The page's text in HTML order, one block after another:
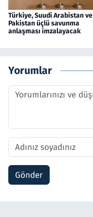
Türkiye, Suudi Arabistan ve
Pakistan üçlü savunma
anlaşması imzalayacak
Yorumlar
Gönder